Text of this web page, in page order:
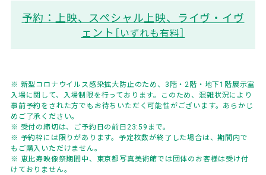
予約：上映、スペシャル上映、ライヴ・イヴ
ェント ［いずれも有料］
※ 新型コロナウイルス感染拡大防止のため、3階・2階・地下1階展示室
入場に関して、入場制限を行っております。このため、混雑状況により
事前予約をされた方でもお待ちいただく可能性がございます。あらかじ
めご了承ください。
※ 受付の締切は、ご予約日の前日23:59まで。
※ 予約枠には限りがあります。予定枚数が終了した場合は、期間内で
もご購入いただけません。
※ 恵比寿映像祭期間中、東京都写真美術館では団体のお客様は受け付
けておりません。